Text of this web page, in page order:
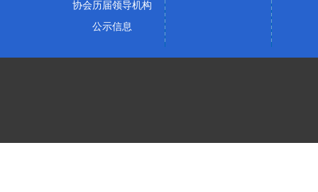
协会历届领导机构
公示信息